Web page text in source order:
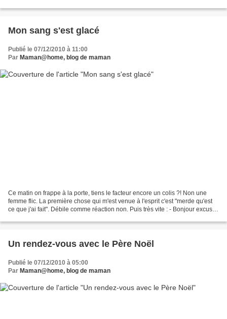
Mon sang s'est glacé
Publié le 07/12/2010 à 11:00
Par Maman@home, blog de maman
Ce matin on frappe à la porte, tiens le facteur encore un colis ?! Non une
femme flic. La première chose qui m'est venue à l'esprit c'est "merde qu'est
ce que j'ai fait". Débile comme réaction non. Puis très vite : - Bonjour excusez
Un rendez-vous avec le Père Noël
Publié le 07/12/2010 à 05:00
Par Maman@home, blog de maman